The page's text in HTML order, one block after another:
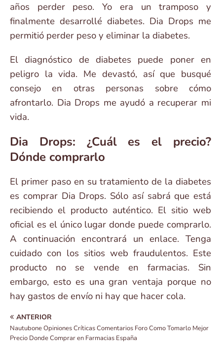
años perder peso. Yo era un tramposo y
finalmente desarrollé diabetes. Dia Drops me
permitió perder peso y eliminar la diabetes.
El diagnóstico de diabetes puede poner en
peligro la vida. Me devastó, así que busqué
consejo en otras personas sobre cómo
afrontarlo. Dia Drops me ayudó a recuperar mi
vida.
Dia Drops: ¿Cuál es el precio?
Dónde comprarlo
El primer paso en su tratamiento de la diabetes
es comprar Dia Drops. Sólo así sabrá que está
recibiendo el producto auténtico. El sitio web
oficial es el único lugar donde puede comprarlo.
A continuación encontrará un enlace. Tenga
cuidado con los sitios web fraudulentos. Este
producto no se vende en farmacias. Sin
embargo, esto es una gran ventaja porque no
hay gastos de envío ni hay que hacer cola.
ANTERIOR
Nautubone Opiniones Críticas Comentarios Foro Como Tomarlo Mejor
Precio Donde Comprar en Farmacias España